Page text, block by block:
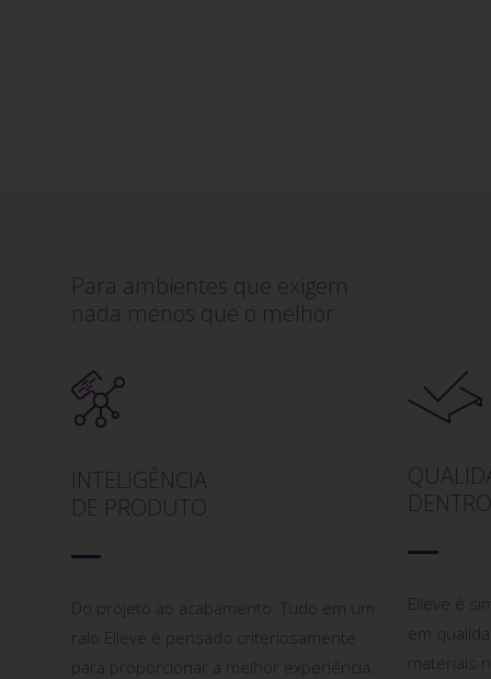
Para ambientes que exigem
nada menos que o melhor.
INTELIGÊNCIA
DE PRODUTO
Do projeto ao acabamento. Tudo em um
ralo Elleve é pensado criteriosamente
para proporcionar a melhor experiência.
Elleve é
em
materiais